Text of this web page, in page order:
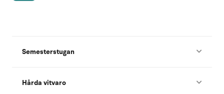
Semesterstugan
Hårda vitvaro